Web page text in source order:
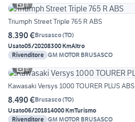
8
Triumph Street Triple 765 R ABS
8.390 €Brusasco(TO)
Usato05/20208300 KmAltro
Rivenditore GM MOTOR BRUSASCO
6
Kawasaki Versys 1000 TOURER PLUS ABS
8.490 €Brusasco(TO)
Usato06/201814000 KmTurismo
Rivenditore GM MOTOR BRUSASCO